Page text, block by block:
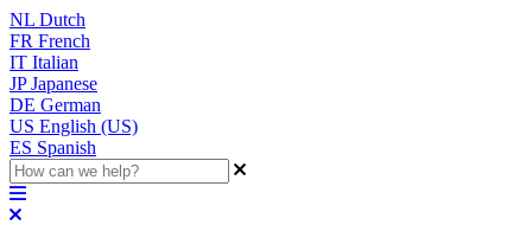
NL Dutch
FR French
IT Italian
JP Japanese
DE German
US English (US)
ES Spanish